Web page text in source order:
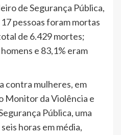
de Segurança Pública,
pessoas foram mortas
de 6.429 mortes;
e 83,1% eram
contra mulheres, em
Monitor da Violência e
Pública, uma
horas em média,